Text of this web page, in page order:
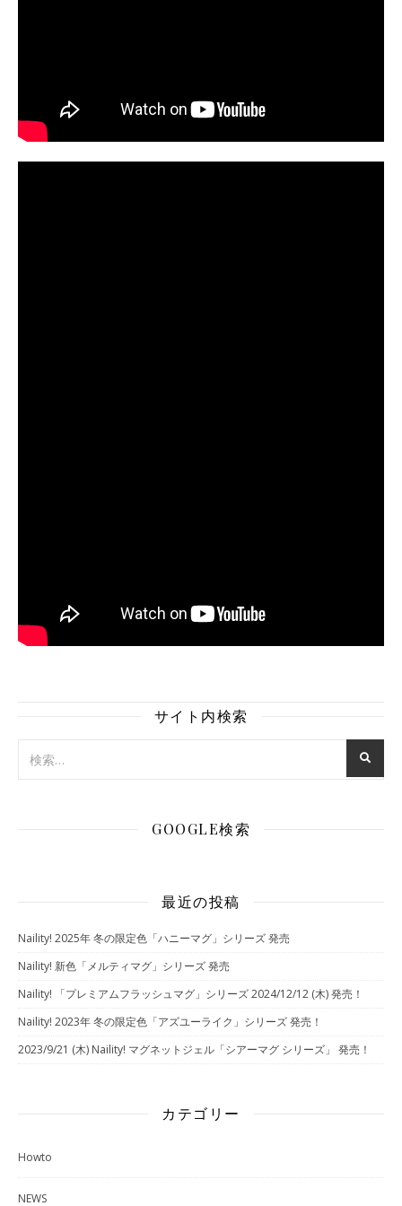
サイト内検索
GOOGLE検索
最近の投稿
Naility! 2025年 冬の限定色「ハニーマグ」シリーズ 発売
Naility! 新色「メルティマグ」シリーズ 発売
Naility! 「プレミアムフラッシュマグ」シリーズ 2024/12/12 (木) 発売！
Naility! 2023年 冬の限定色「アズユーライク」シリーズ 発売！
2023/9/21 (木) Naility! マグネットジェル「シアーマグ シリーズ」 発売！
カテゴリー
Howto
NEWS